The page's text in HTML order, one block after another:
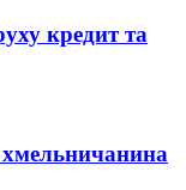
кредит та